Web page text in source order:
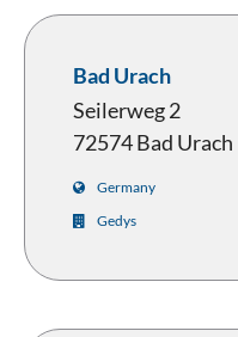
Bad Urach
Seilerweg 2
72574 Bad Urach
Germany
Gedys